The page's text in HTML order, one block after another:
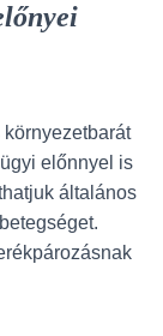
előnnyel is
általános